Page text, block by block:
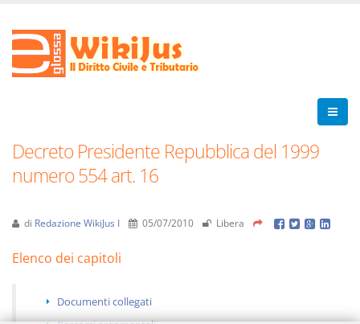
Decreto Presidente Repubblica del 1999
numero 554 art. 16
di Redazione WikiJus I 05/07/2010 Libera
Elenco dei capitoli
Documenti collegati